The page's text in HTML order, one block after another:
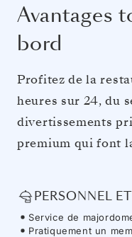
Avantages
bord
Profitez de la
heures sur 24, du
divertissements
premium qui font
PERSONNEL
Service de
Pratiquement un